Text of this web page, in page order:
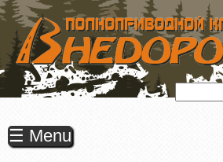
ПЕРЕЙТИ
ОСНОВНОМУ
СОДЕРЖАНИЮ
☰ Menu